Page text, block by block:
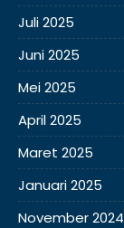
Juli 2025
Juni 2025
Mei 2025
April 2025
Maret 2025
Januari 2025
November 2024